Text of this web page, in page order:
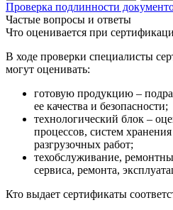
Проверка подлинности
Частые вопросы и ответы
Что оценивается при
В ходе проверки специалисты
могут оценивать:
готовую продукцию –
ее качества и безопасности;
технологический блок –
процессов, систем
разгрузочных работ;
техобслуживание,
сервиса, ремонта,
Кто выдает сертификаты